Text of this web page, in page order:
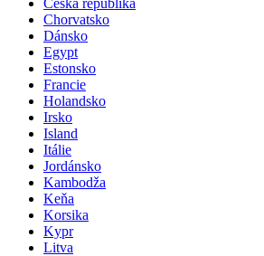
Česká republika
Chorvatsko
Dánsko
Egypt
Estonsko
Francie
Holandsko
Irsko
Island
Itálie
Jordánsko
Kambodža
Keňa
Korsika
Kypr
Litva